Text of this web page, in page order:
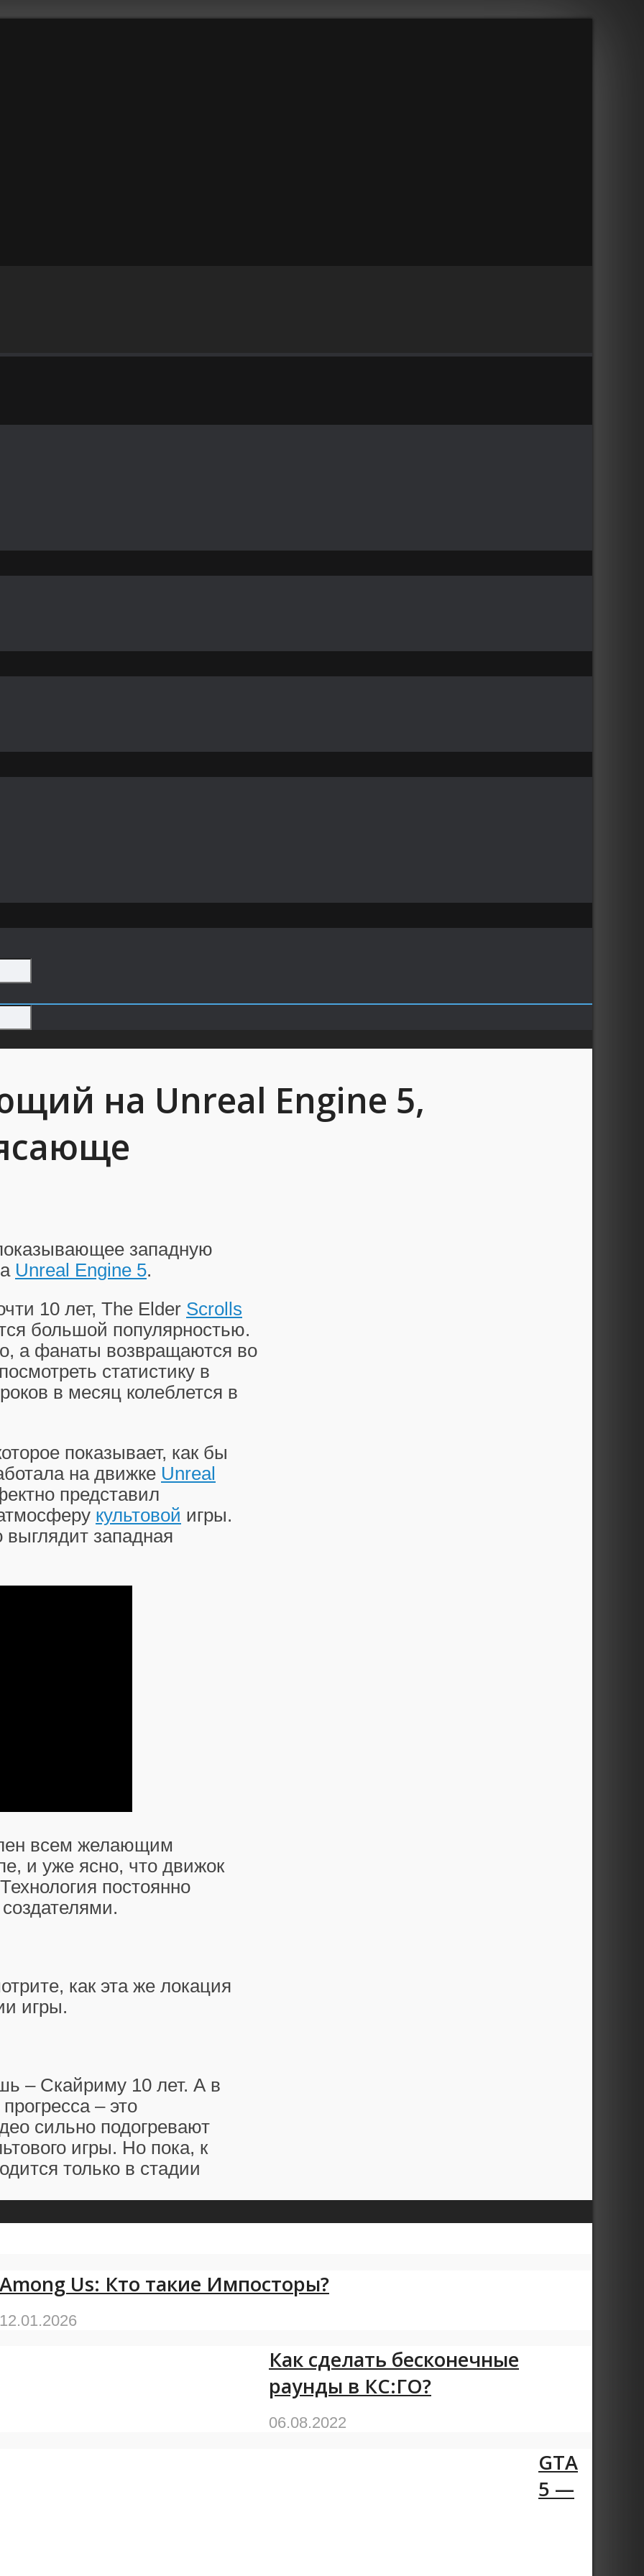
на Unreal Engine 5,
западную
Unreal Engine 5.
10 лет, The Elder Scrolls
большой популярностью.
а фанаты возвращаются во
статистику в
в месяц колеблется в
показывает, как бы
на движке Unreal
представил
культовой игры.
выглядит западная
всем желающим
и уже ясно, что движок
постоянно
как эта же локация
игры.
– Скайриму 10 лет. А в
– это
сильно подогревают
игры. Но пока, к
только в стадии
Among Us: Кто такие Импосторы?
12.01.2026
Как сделать бесконечные
раунды в КС:ГО?
06.08.2022
GTA
5 —